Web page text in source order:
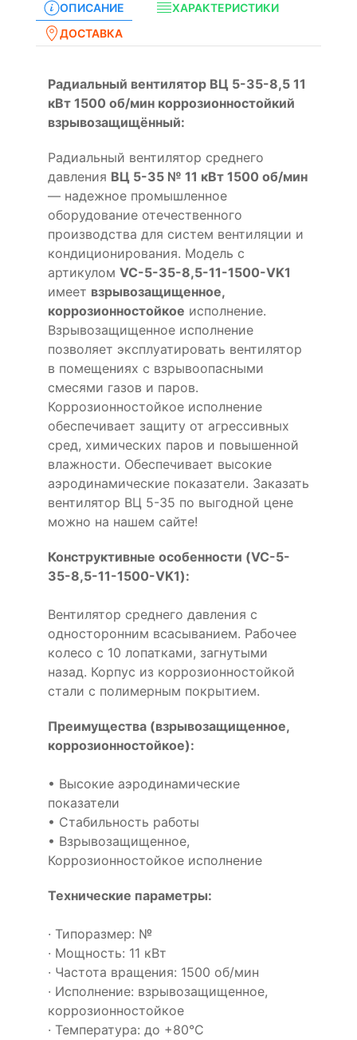
ОПИСАНИЕ
ХАРАКТЕРИСТИКИ
ДОСТАВКА
Радиальный вентилятор ВЦ 5-35-8,5 11
кВт 1500 об/мин коррозионностойкий
взрывозащищённый:
Радиальный вентилятор среднего
давления ВЦ 5-35 № 11 кВт 1500 об/мин
— надежное промышленное
оборудование отечественного
производства для систем вентиляции и
кондиционирования. Модель с
артикулом VC-5-35-8,5-11-1500-VK1
имеет взрывозащищенное,
коррозионностойкое исполнение.
Взрывозащищенное исполнение
позволяет эксплуатировать вентилятор
в помещениях с взрывоопасными
смесями газов и паров.
Коррозионностойкое исполнение
обеспечивает защиту от агрессивных
сред, химических паров и повышенной
влажности. Обеспечивает высокие
аэродинамические показатели. Заказать
вентилятор ВЦ 5-35 по выгодной цене
можно на нашем сайте!
Конструктивные особенности (VC-5-
35-8,5-11-1500-VK1):
Вентилятор среднего давления с
односторонним всасыванием. Рабочее
колесо с 10 лопатками, загнутыми
назад. Корпус из коррозионностойкой
стали с полимерным покрытием.
Преимущества (взрывозащищенное,
коррозионностойкое):
• Высокие аэродинамические
показатели
• Стабильность работы
• Взрывозащищенное,
Коррозионностойкое исполнение
Технические параметры:
· Типоразмер: №
· Мощность: 11 кВт
· Частота вращения: 1500 об/мин
· Исполнение: взрывозащищенное,
коррозионностойкое
· Температура: до +80°С